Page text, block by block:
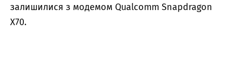
залишилися з модемом Qualcomm Snapdragon
X70.